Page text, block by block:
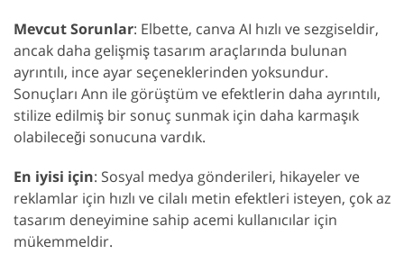
Mevcut Sorunlar: Elbette, canva AI hızlı ve sezgiseldir,
ancak daha gelişmiş tasarım araçlarında bulunan
ayrıntılı, ince ayar seçeneklerinden yoksundur.
Sonuçları Ann ile görüştüm ve efektlerin daha ayrıntılı,
stilize edilmiş bir sonuç sunmak için daha karmaşık
olabileceği sonucuna vardık.
En iyisi için: Sosyal medya gönderileri, hikayeler ve
reklamlar için hızlı ve cilalı metin efektleri isteyen, çok az
tasarım deneyimine sahip acemi kullanıcılar için
mükemmeldir.